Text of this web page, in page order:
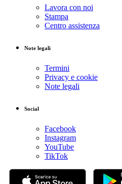
Lavora con noi
Stampa
Centro assistenza
Note legali
Termini
Privacy e cookie
Note legali
Social
Facebook
Instagram
YouTube
TikTok